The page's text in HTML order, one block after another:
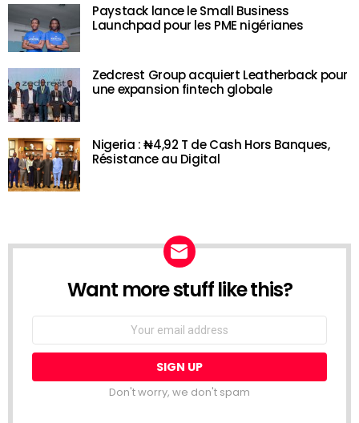
Paystack lance le Small Business
Launchpad pour les PME nigérianes
Zedcrest Group acquiert Leatherback pour
une expansion fintech globale
Nigeria : ₦4,92 T de Cash Hors Banques,
Résistance au Digital
NEWSLETTER
Want more stuff like this?
Email
Don't worry, we don't spam